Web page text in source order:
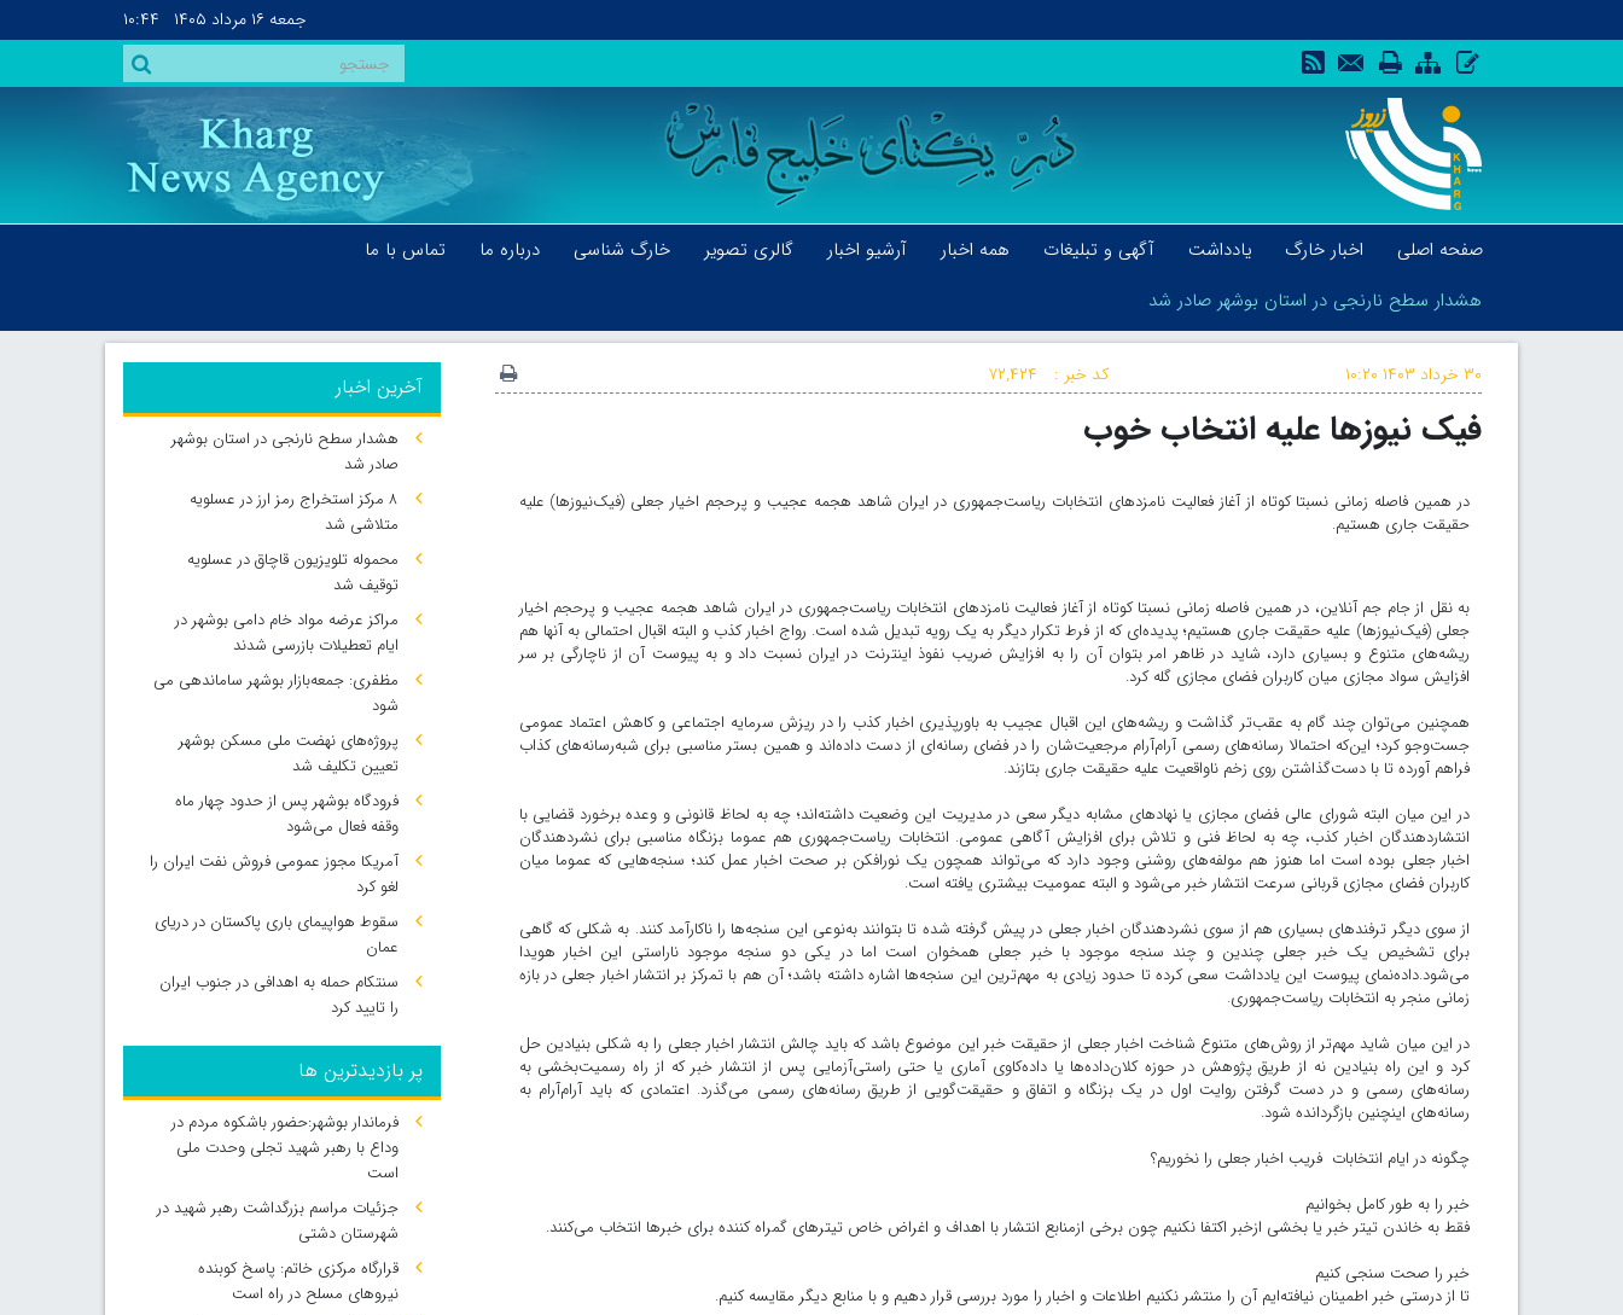
جمعه ۱۶ مرداد ۱۴۰۵ ۱۰:۴۴
صفحه اصلی اخبار خارگ یادداشت آگهی و تبلیغات همه اخبار آرشیو اخبار گالری تصویر خارگ شناسی درباره ما
تماس با ما
هشدار سطح نارنجی در استان بوشهر صادر شد
هشدار سطح نارنجی در استان بوشهر صادر شد
کد خبر : ۷۲,۴۲۴ ۳۰ خرداد ۱۴۰۳ ۱۰:۲۰
فیک نیوزها علیه انتخاب خوب
در همین فاصله زمانی نسبتا کوتاه از آغاز فعالیت نامزدهای انتخابات ریاست‌جمهوری در ایران شاهد هجمه عجیب و پرحجم اخیار جعلی (فیک‌نیوزها) علیه
حقیقت جاری هستیم.
به نقل از جام جم آنلاین، در همین فاصله زمانی نسبتا کوتاه از آغاز فعالیت نامزدهای انتخابات ریاست‌جمهوری در ایران شاهد هجمه عجیب و پرحجم اخیار
جعلی (فیک‌نیوزها) علیه حقیقت جاری هستیم؛ پدیده‌ای که از فرط تکرار دیگر به یک رویه تبدیل شده است. رواج اخبار کذب و البته اقبال احتمالی به آنها هم
ریشه‌های متنوع و بسیاری دارد، شاید در ظاهر امر بتوان آن را به افزایش ضریب نفوذ اینترنت در ایران نسبت داد و به پیوست آن از ناچارگی بر سر
افزایش سواد مجازی میان کاربران فضای مجازی گله کرد.
همچنین می‌توان چند گام به عقب‌تر گذاشت و ریشه‌های این اقبال عجیب به باورپذیری اخبار کذب را در ریزش سرمایه اجتماعی و کاهش اعتماد عمومی
جست‌وجو کرد؛ این‌که احتمالا رسانه‌های رسمی آرام‌آرام مرجعیت‌شان را در فضای رسانه‌‎ای از دست داده‌اند و همین بستر مناسبی برای شبه‌رسانه‌های کذاب
فراهم آورده تا با دست‌گذاشتن روی زخم ناواقعیت علیه حقیقت جاری بتازند.
در این میان البته شورای عالی فضای مجازی یا نهادهای مشابه دیگر سعی در مدیریت این وضعیت داشته‌اند؛ چه به لحاظ قانونی و وعده برخورد قضایی با
انتشاردهندگان اخبار کذب، چه به لحاظ فنی و تلاش برای افزایش آگاهی عمومی. انتخابات ریاست‌جمهوری هم عموما بزنگاه مناسبی برای نشردهندگان
اخبار جعلی بوده است اما هنوز هم مولفه‌های روشنی وجود دارد که می‌تواند همچون یک نورافکن بر صحت اخبار عمل کند؛ سنجه‌هایی که عموما میان
کاربران فضای مجازی قربانی سرعت انتشار خبر می‌شود و البته عمومیت بیشتری یافته است.
از سوی دیگر ترفندهای بسیاری هم از سوی نشردهندگان اخبار جعلی در پیش گرفته شده تا بتوانند به‌نوعی این سنجه‌ها را ناکارآمد کنند. به‌ شکلی که گاهی
برای تشخیص یک خبر جعلی چندین و چند سنجه موجود با خبر جعلی همخوان است اما در یکی دو سنجه موجود ناراستی این اخبار هویدا
می‌شود.داده‌نمای پیوست این یادداشت سعی کرده تا حدود زیادی به مهم‌ترین این سنجه‌ها اشاره داشته باشد؛ آن هم با تمرکز بر انتشار اخبار جعلی در بازه
زمانی منجر به انتخابات ریاست‌جمهوری.
در این میان شاید مهم‌تر از روش‌های متنوع شناخت اخبار جعلی از حقیقت خبر این موضوع باشد که باید چالش انتشار اخبار جعلی را به شکلی بنیادین حل
کرد و این راه بنیادین نه از طریق پژوهش در حوزه کلان‌داده‌ها یا داده‌کاوی آماری یا حتی راستی‌آزمایی پس از انتشار خبر که از راه رسمیت‌بخشی به
رسانه‌های رسمی و در دست گرفتن روایت اول در یک بزنگاه و اتفاق و حقیقت‌گویی از طریق رسانه‌های رسمی می‌گذرد. اعتمادی که باید آرام‌آرام به
رسانه‌های اینچنین بازگردانده شود.
چگونه در ایام انتخابات فریب اخبار جعلی را نخوریم؟
خبر را به طور کامل بخوانیم
فقط به خاندن تیتر خبر یا بخشی ازخبر اکتفا نکنیم چون برخی ازمنابع انتشار با اهداف و اغراض خاص تیترهای گمراه کننده برای خبرها انتخاب می‌کنند.
خبر را صحت سنجی کنیم
تا از درستی خبر اطمینان نیافته‌ایم آن را منتشر نکنیم اطلاعات و اخبار را مورد بررسی قرار دهیم و با منابع دیگر مقایسه کنیم.
آخرین اخبار
هشدار سطح نارنجی در استان بوشهر
صادر شد
۸ مرکز استخراج رمز ارز در عسلویه
متلاشی شد
محموله تلویزیون قاچاق در عسلویه
توقیف شد
مراکز عرضه مواد خام دامی بوشهر در
ایام تعطیلات بازرسی شدند
مظفری: جمعه‌بازار بوشهر ساماندهی می‌
شود
پروژه‌های نهضت ملی مسکن بوشهر
تعیین تکلیف شد
فرودگاه بوشهر پس از حدود چهار ماه
وقفه فعال می‌شود
آمریکا مجوز عمومی فروش نفت ایران را
لغو کرد
سقوط هواپیمای باری پاکستان در دریای
عمان
سنتکام حمله به اهدافی در جنوب ایران
را تایید کرد
پر بازدیدترین ها
فرماندار بوشهر:حضور باشکوه مردم در
وداع با رهبر شهید تجلی وحدت ملی
است
جزئیات مراسم بزرگداشت رهبر شهید در
شهرستان دشتی
قرارگاه مرکزی خاتم: پاسخ کوبنده
نیروهای مسلح در راه است